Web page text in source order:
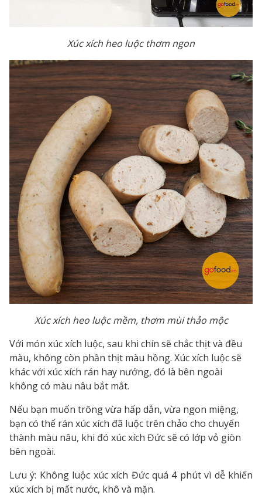
Xúc xích heo luộc thơm ngon
Xúc xích heo luộc mềm, thơm mùi thảo mộc
Với món xúc xích luộc, sau khi chín sẽ chắc thịt và đều
màu, không còn phần thịt màu hồng. Xúc xích luộc sẽ
khác với xúc xích rán hay nướng, đó là bên ngoài
không có màu nâu bắt mắt.
Nếu bạn muốn trông vừa hấp dẫn, vừa ngon miệng,
bạn có thể rán xúc xích đã luộc trên chảo cho chuyển
thành màu nâu, khi đó xúc xích Đức sẽ có lớp vỏ giòn
bên ngoài.
Lưu ý: Không luộc xúc xích Đức quá 4 phút vì dễ khiến
xúc xích bị mất nước, khô và mặn.